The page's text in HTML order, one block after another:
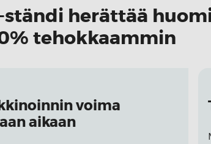
herättää
tehokkaammin
voima
aikaan